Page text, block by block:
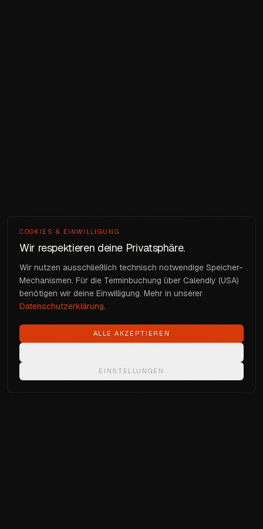
COOKIES & EINWILLIGUNG
Wir respektieren deine Privatsphäre.
Wir nutzen ausschließlich technisch notwendige Speicher-
Mechanismen. Für die Terminbuchung über Calendly (USA)
benötigen wir deine Einwilligung. Mehr in unserer
Datenschutzerklärung.
ALLE AKZEPTIEREN
EINSTELLUNGEN